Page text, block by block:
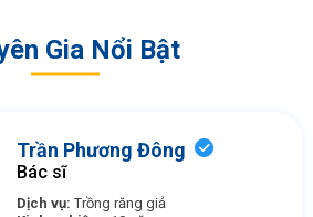
Gia Nổi Bật
Trần Phương Đông
Bác sĩ
Dịch vụ:Trồng răng giả